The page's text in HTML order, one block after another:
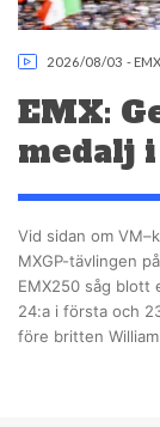
2026/08/03 - EMX
EMX:
medalj
Vid sidan om
MXGP-tävlingen
EMX250 såg blott
24:a i första och
före britten